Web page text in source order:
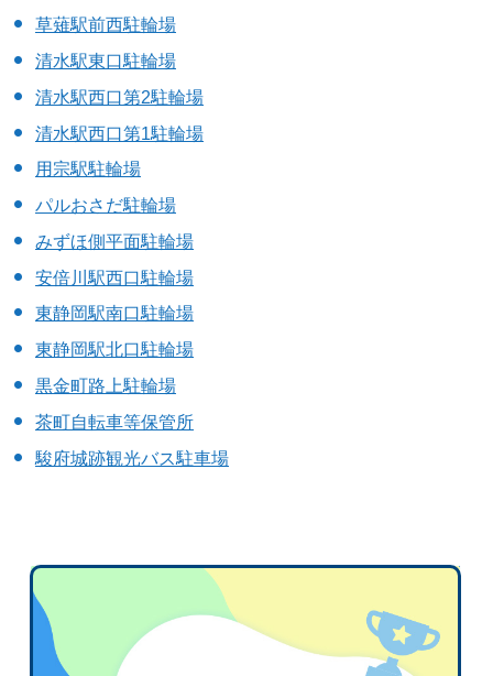
草薙駅前西駐輪場
清水駅東口駐輪場
清水駅西口第2駐輪場
清水駅西口第1駐輪場
用宗駅駐輪場
パルおさだ駐輪場
みずほ側平面駐輪場
安倍川駅西口駐輪場
東静岡駅南口駐輪場
東静岡駅北口駐輪場
黒金町路上駐輪場
茶町自転車等保管所
駿府城跡観光バス駐車場